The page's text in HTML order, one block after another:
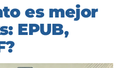
es mejor
EPUB,